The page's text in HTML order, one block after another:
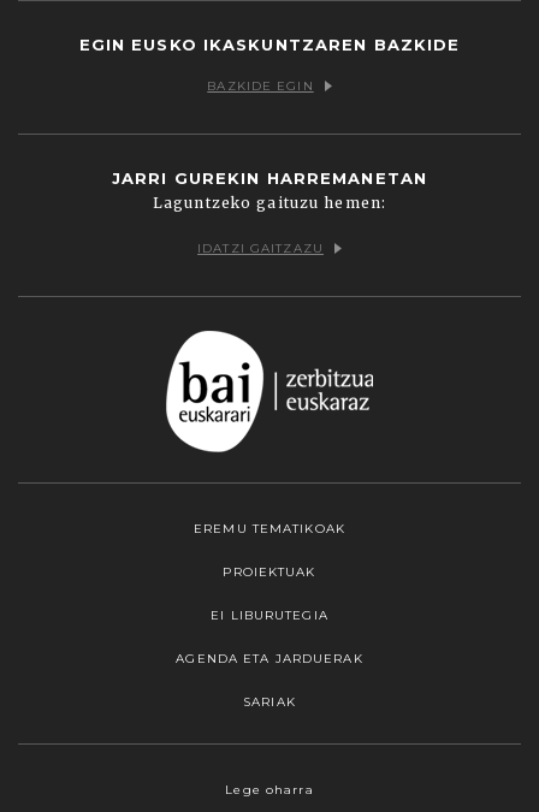
EGIN EUSKO IKASKUNTZAREN BAZKIDE
BAZKIDE EGIN
JARRI GUREKIN HARREMANETAN
Laguntzeko gaituzu hemen:
IDATZI GAITZAZU
EREMU TEMATIKOAK
PROIEKTUAK
EI LIBURUTEGIA
AGENDA ETA JARDUERAK
SARIAK
Lege oharra
Webgune honek cookieak erabiltzen ditu,